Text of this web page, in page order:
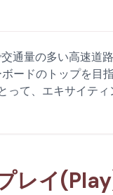
通量の多い高速道
ードのトップを目
て、エキサイテ
レイ